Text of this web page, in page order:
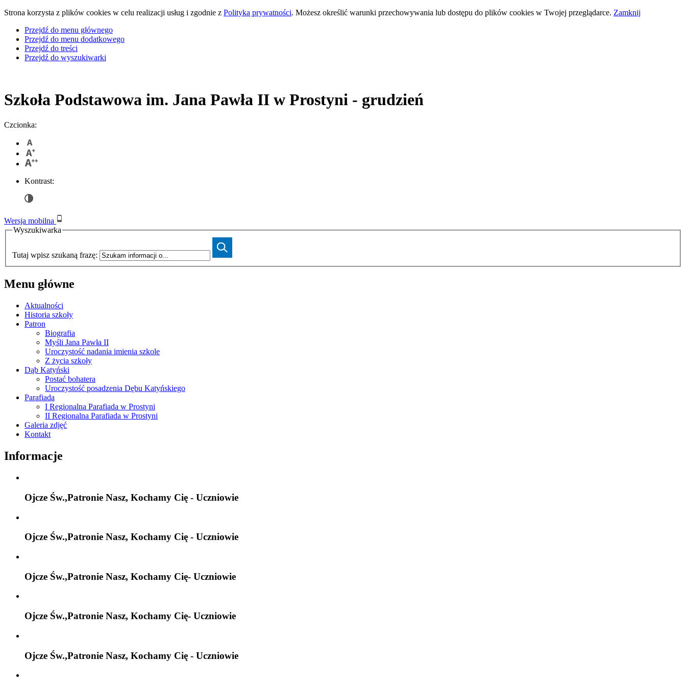
Strona korzysta z plików cookies w celu realizacji usług i zgodnie z Polityką prywatności. Możesz określić warunki przechowywania lub dostępu do plików cookies w Twojej przeglądarce. Zamknij
Przejdź do menu głównego
Przejdź do menu dodatkowego
Przejdź do treści
Przejdź do wyszukiwarki
Szkoła Podstawowa im. Jana Pawła II w Prostyni - grudzień
Czcionka:
Kontrast:
Wersja mobilna
Wyszukiwarka
Tutaj wpisz szukaną frazę:
Menu główne
Aktualności
Historia szkoły
Patron
Biografia
Myśli Jana Pawła II
Uroczystość nadania imienia szkole
Z życia szkoły
Dąb Katyński
Postać bohatera
Uroczystość posadzenia Dębu Katyńskiego
Parafiada
I Regionalna Parafiada w Prostyni
II Regionalna Parafiada w Prostyni
Galeria zdjęć
Kontakt
Informacje
Ojcze Św.,Patronie Nasz, Kochamy Cię - Uczniowie
Ojcze Św.,Patronie Nasz, Kochamy Cię - Uczniowie
Ojcze Św.,Patronie Nasz, Kochamy Cię- Uczniowie
Ojcze Św.,Patronie Nasz, Kochamy Cię- Uczniowie
Ojcze Św.,Patronie Nasz, Kochamy Cię - Uczniowie